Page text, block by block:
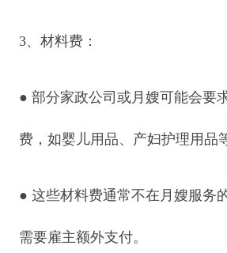
3、材料费：
● 部分家政公司或月嫂可能会要
费，如婴儿用品、产妇护理用品
● 这些材料费通常不在月嫂服务
需要雇主额外支付。